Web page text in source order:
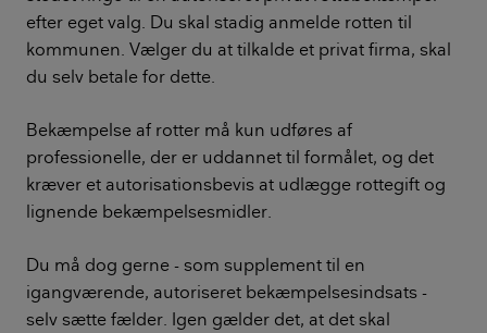
efter eget valg. Du skal stadig anmelde rotten til
kommunen. Vælger du at tilkalde et privat firma, skal
du selv betale for dette.
Bekæmpelse af rotter må kun udføres af
professionelle, der er uddannet til formålet, og det
kræver et autorisationsbevis at udlægge rottegift og
lignende bekæmpelsesmidler.
Du må dog gerne - som supplement til en
igangværende, autoriseret bekæmpelsesindsats -
selv sætte fælder. Igen gælder det, at det skal